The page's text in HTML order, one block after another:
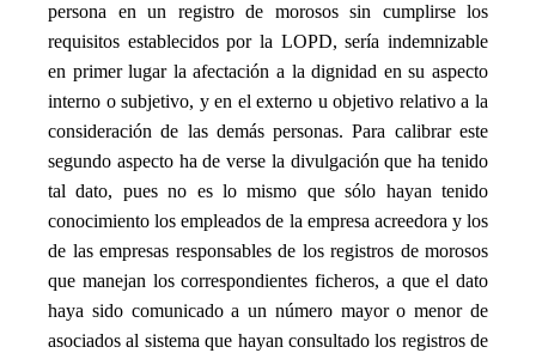
persona en un registro de morosos sin cumplirse los
requisitos establecidos por la LOPD, sería indemnizable
en primer lugar la afectación a la dignidad en su aspecto
interno o subjetivo, y en el externo u objetivo relativo a la
consideración de las demás personas. Para calibrar este
segundo aspecto ha de verse la divulgación que ha tenido
tal dato, pues no es lo mismo que sólo hayan tenido
conocimiento los empleados de la empresa acreedora y los
de las empresas responsables de los registros de morosos
que manejan los correspondientes ficheros, a que el dato
haya sido comunicado a un número mayor o menor de
asociados al sistema que hayan consultado los registros de